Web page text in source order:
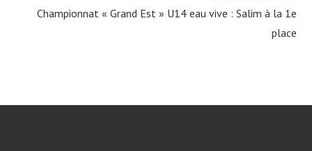
Championnat « Grand Est » U14 eau vive : Salim à la 1e
place